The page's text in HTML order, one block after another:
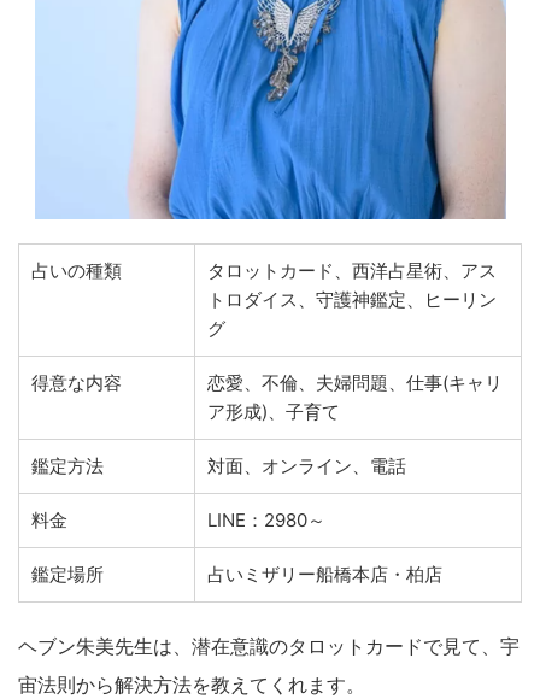
占いの種類
タロットカード、西洋占星術、アス
トロダイス、守護神鑑定、ヒーリン
グ
得意な内容
恋愛、不倫、夫婦問題、仕事(キャリ
ア形成)、子育て
鑑定方法 対面、オンライン、電話
料金 LINE：2980～
鑑定場所 占いミザリー船橋本店・柏店
ヘブン朱美先生は、潜在意識のタロットカードで見て、宇
宙法則から解決方法を教えてくれます。